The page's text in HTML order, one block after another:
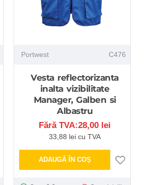
Portwest C476
Vesta reflectorizanta
inalta vizibilitate
Manager, Galben si
Albastru
Fără TVA:28,00 lei
33,88 lei cu TVA
ADAUGĂ ÎN COŞ